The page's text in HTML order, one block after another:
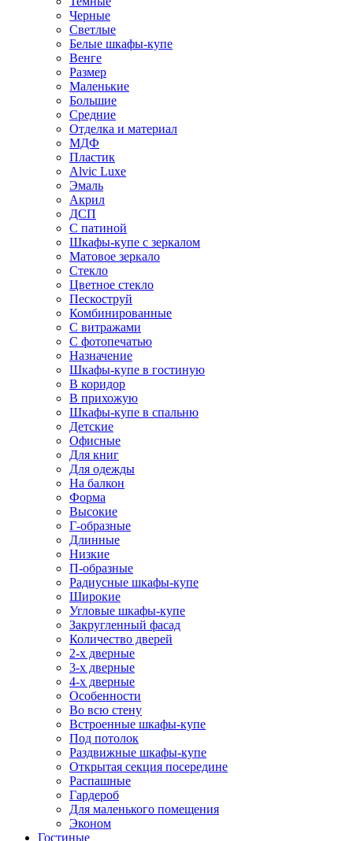
Черные
Светлые
Белые шкафы-купе
Венге
Размер
Маленькие
Большие
Средние
Отделка и материал
МДФ
Пластик
Alvic Luxe
Эмаль
Акрил
ДСП
С патиной
Шкафы-купе с зеркалом
Матовое зеркало
Стекло
Цветное стекло
Пескоструй
Комбинированные
С витражами
С фотопечатью
Назначение
Шкафы-купе в гостиную
В коридор
В прихожую
Шкафы-купе в спальню
Детские
Офисные
Для книг
Для одежды
На балкон
Форма
Высокие
Г-образные
Длинные
Низкие
П-образные
Радиусные шкафы-купе
Широкие
Угловые шкафы-купе
Закругленный фасад
Количество дверей
2-х дверные
3-х дверные
4-х дверные
Особенности
Во всю стену
Встроенные шкафы-купе
Под потолок
Раздвижные шкафы-купе
Открытая секция посередине
Распашные
Гардероб
Для маленького помещения
Эконом
Гостиные